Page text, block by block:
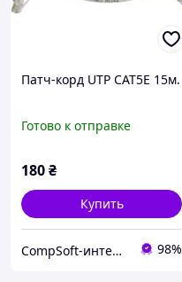
Патч-корд UTP CAT5E 15м.
Готово к отправке
180₴
Купить
CompSoft-интернет магазин компьютерных комплектующих 98%